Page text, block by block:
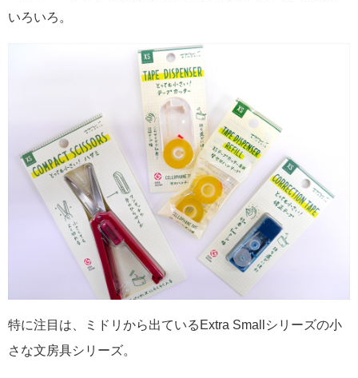
いろいろ。
特に注目は、ミドリから出ているExtra Smallシリーズの小
さな文房具シリーズ。